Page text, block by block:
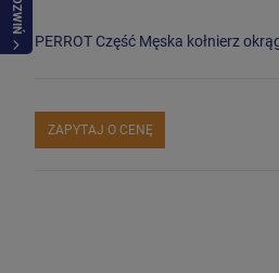
ROZWIŃ
PERROT Część Męska kołnierz
ZAPYTAJ O CENĘ